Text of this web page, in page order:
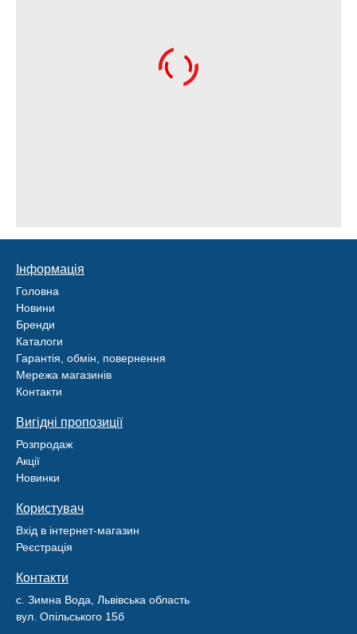
Інформація
Головна
Новини
Бренди
Каталоги
Гарантія, обмін, повернення
Мережа магазинів
Контакти
Вигідні пропозиції
Розпродаж
Акції
Новинки
Користувач
Вхід в інтернет-магазин
Реєстрація
Контакти
с. Зимна Вода, Львівська область
вул. Опільського 15б